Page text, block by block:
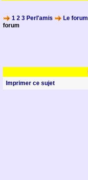
1 2 3 Perl'amis Le forum
forum
Imprimer ce sujet